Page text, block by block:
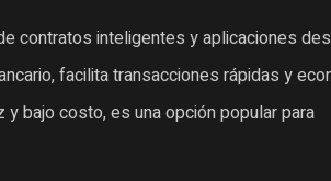
contratos inteligentes y aplicaciones
facilita transacciones rápidas y
bajo costo, es una opción popular para